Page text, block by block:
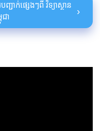
ាក់ផ្សេងៗពី វិទ្យាស្ថាន
ជា
›